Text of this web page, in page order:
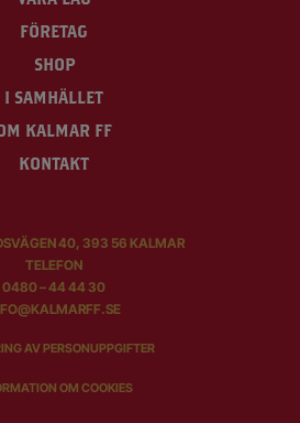
FÖRETAG
SHOP
I SAMHÄLLET
KALMAR FF
KONTAKT
40, 393 56 KALMAR
TELEFON
0480 – 44 44 30
AV PERSONUPPGIFTER
OM COOKIES